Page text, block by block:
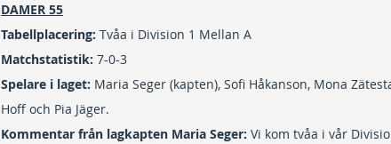
DAMER 55
Tabellplacering: Tvåa i Division 1 Mellan A
Matchstatistik: 7-0-3
Spelare i laget: Maria Seger (kapten), Sofi Håkanson, Mona
Hoff och Pia Jäger.
Kommentar från lagkapten Maria Seger: Vi kom tvåa i vår